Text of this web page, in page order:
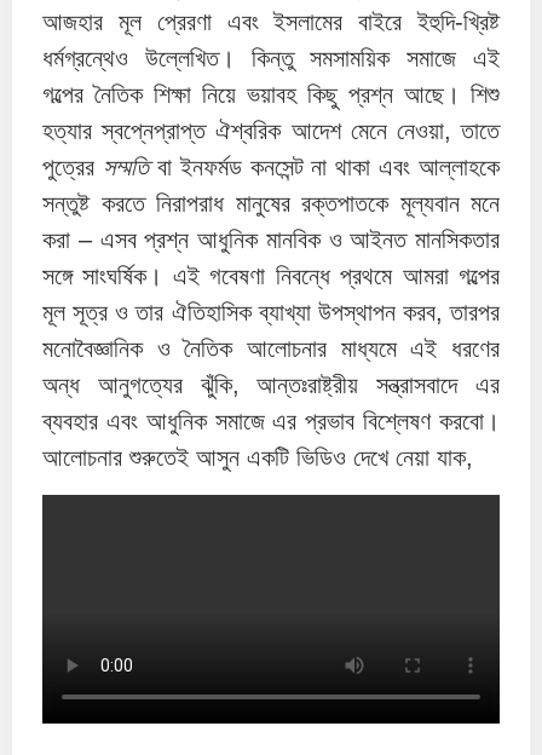
আজহার মূল প্রেরণা এবং ইসলামের বাইরে ইহুদি‑খ্রিষ্ট
ধর্মগ্রন্থেও উল্লেখিত। কিন্তু সমসাময়িক সমাজে এই
গল্পের নৈতিক শিক্ষা নিয়ে ভয়াবহ কিছু প্রশ্ন আছে। শিশু
হত্যার স্বপ্নেপ্রাপ্ত ঐশ্বরিক আদেশ মেনে নেওয়া, তাতে
পুত্রের সম্মতিবা ইনফর্মড কনসেন্ট না থাকা এবং আল্লাহকে
সন্তুষ্ট করতে নিরাপরাধ মানুষের রক্তপাতকে মূল্যবান মনে
করা – এসব প্রশ্ন আধুনিক মানবিক ও আইনত মানসিকতার
সঙ্গে সাংঘর্ষিক। এই গবেষণা নিবন্ধে প্রথমে আমরা গল্পের
মূল সূত্র ও তার ঐতিহাসিক ব্যাখ্যা উপস্থাপন করব, তারপর
মনোবৈজ্ঞানিক ও নৈতিক আলোচনার মাধ্যমে এই ধরণের
অন্ধ আনুগত্যের ঝুঁকি, আন্তঃরাষ্ট্রীয় সন্ত্রাসবাদে এর
ব্যবহার এবং আধুনিক সমাজে এর প্রভাব বিশ্লেষণ করবো।
আলোচনার শুরুতেই আসুন একটি ভিডিও দেখে নেয়া যাক,